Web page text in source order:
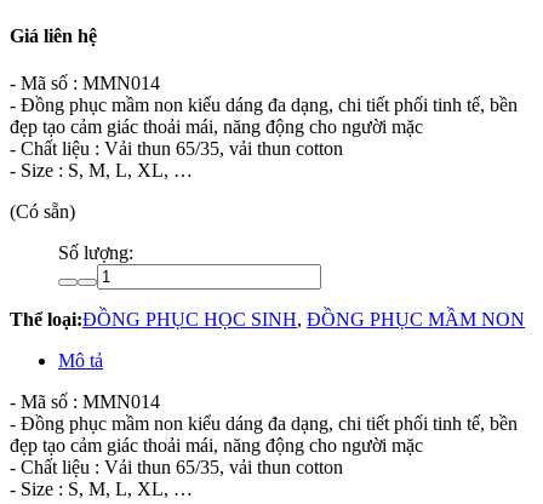
Giá liên hệ
- Mã số : MMN014
- Đồng phục mầm non kiểu dáng đa dạng, chi tiết phối tinh tế, bền
đẹp tạo cảm giác thoải mái, năng động cho người mặc
- Chất liệu : Vải thun 65/35, vải thun cotton
- Size : S, M, L, XL, …
(Có sẵn)
Số lượng:
Thể loại:ĐỒNG PHỤC HỌC SINH, ĐỒNG PHỤC MẦM NON
Mô tả
- Mã số : MMN014
- Đồng phục mầm non kiểu dáng đa dạng, chi tiết phối tinh tế, bền
đẹp tạo cảm giác thoải mái, năng động cho người mặc
- Chất liệu : Vải thun 65/35, vải thun cotton
- Size : S, M, L, XL, …